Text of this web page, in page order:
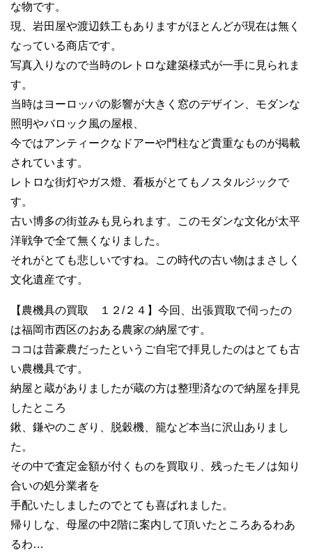
な物です。
現、岩田屋や渡辺鉄工もありますがほとんどが現在は無く
なっている商店です。
写真入りなので当時のレトロな建築様式が一手に見られま
す。
当時はヨーロッパの影響が大きく窓のデザイン、モダンな
照明やバロック風の屋根、
今ではアンティークなドアーや門柱など貴重なものが掲載
されています。
レトロな街灯やガス燈、看板がとてもノスタルジックで
す。
古い博多の街並みも見られます。このモダンな文化が太平
洋戦争で全て無くなりました。
それがとても悲しいですね。この時代の古い物はまさしく
文化遺産です。
【農機具の買取 １２/２４】今回、出張買取で伺ったの
は福岡市西区のおある農家の納屋です。
ココは昔豪農だったというご自宅で拝見したのはとても古
い農機具です。
納屋と蔵がありましたが蔵の方は整理済なので納屋を拝見
したところ
鍬、鎌やのこぎり、脱穀機、籠など本当に沢山ありまし
た。
その中で査定金額が付くものを買取り、残ったモノは知り
合いの処分業者を
手配いたしましたのでとても喜ばれました。
帰りしな、母屋の中2階に案内して頂いたところあるわあ
るわ…